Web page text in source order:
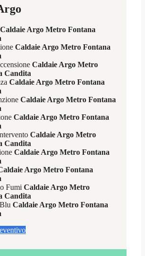
Caldaie Argo Metro Fontana
Caldaie Argo Metro Fontana
Caldaie Argo Metro
Candita
Caldaie Argo Metro Fontana
Caldaie Argo Metro Fontana
Caldaie Argo Metro Fontana
Caldaie Argo Metro
Candita
Caldaie Argo Metro Fontana
Argo Metro Fontana
Fumi Caldaie Argo Metro
Candita
Caldaie Argo Metro Fontana